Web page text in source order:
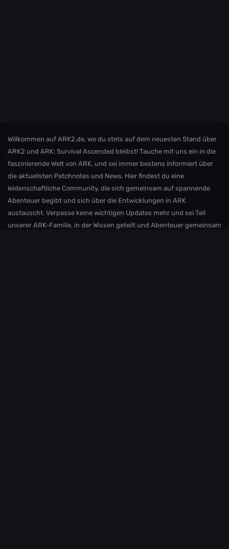
Willkommen auf ARK2.de, wo du stets auf dem neuesten Stand über
ARK2 und ARK: Survival Ascended bleibst! Tauche mit uns ein in die
faszinierende Welt von ARK, und sei immer bestens informiert über
die aktuellsten Patchnotes und News. Hier findest du eine
leidenschaftliche Community, die sich gemeinsam auf spannende
Abenteuer begibt und sich über die Entwicklungen in ARK
austauscht. Verpasse keine wichtigen Updates mehr und sei Teil
unserer ARK-Familie, in der Wissen geteilt und Abenteuer gemeinsam